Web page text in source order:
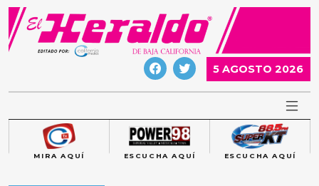
Skip
content
5 AGOSTO 2026
MIRA AQUÍ ESCUCHA AQUÍ ESCUCHA AQUÍ